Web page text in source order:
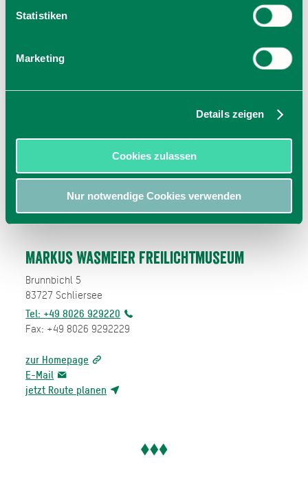
Statistiken
Marketing
Details zeigen
Cookies zulassen
Nur notwendige Cookies verwenden
Markus Wasmeier Freilichtmuseum
Brunnbichl 5
83727 Schliersee
Tel: +49 8026 929220
Fax: +49 8026 9292229
zur Homepage
E-Mail
jetzt Route planen